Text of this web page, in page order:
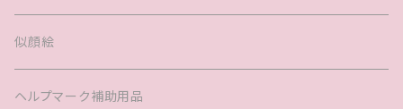
キッズTシャツ
似顔絵
ヘルプマーク補助用品